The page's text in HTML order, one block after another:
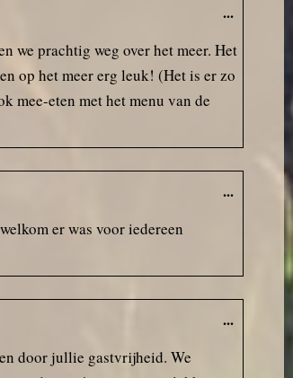
we prachtig weg over het meer. Het
op het meer erg leuk! (Het is er zo
mee-eten met het menu van de
...
er was voor iedereen
...
door jullie gastvrijheid. We
...